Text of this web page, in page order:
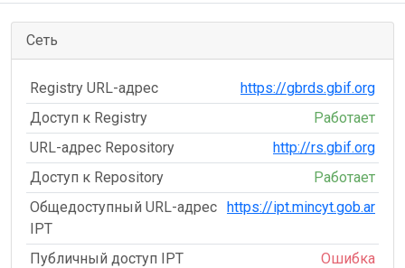
Сеть
Registry URL-адрес
https://gbrds.gbif.org
Доступ к Registry
Работает
URL-адрес Repository
http://rs.gbif.org
Доступ к Repository
Работает
Общедоступный URL-адрес
IPT
https://ipt.mincyt.gob.ar
Публичный доступ IPT Ошибка